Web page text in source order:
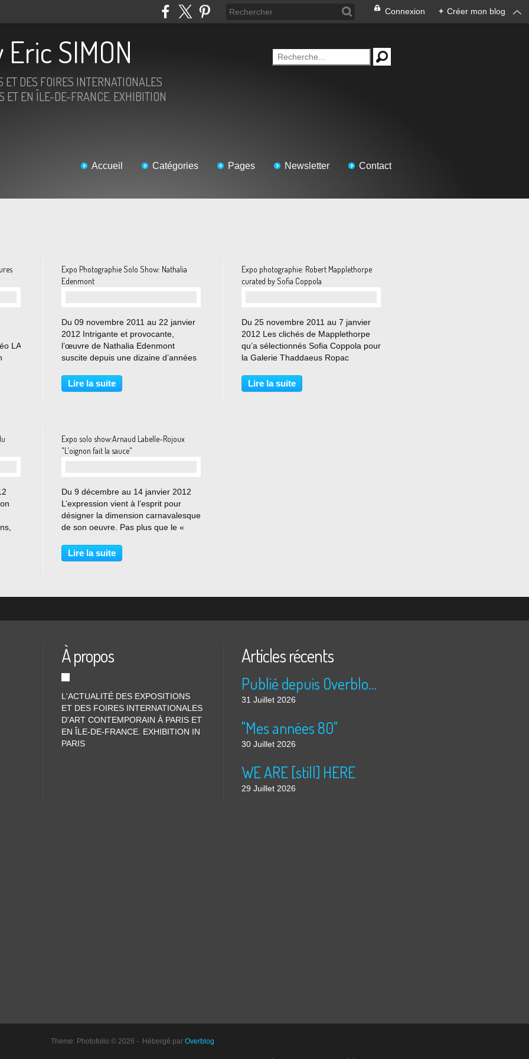
Connexion + Créer mon blog
Eric SIMON
ET DES FOIRES INTERNATIONALES
ET EN ÎLE-DE-FRANCE. EXHIBITION
Accueil Catégories Pages Newsletter Contact
LA
Expo Photographie Solo Show: Nathalia
Edenmont
Du 09 novembre 2011 au 22 janvier
2012 Intrigante et provocante,
l’œuvre de Nathalia Edenmont
suscite depuis une dizaine d’années
nombreuses controverses, en Suède
et à l’étranger. Si à première vue ses
Lire la suite
Expo photographie: Robert Mapplethorpe
curated by Sofia Coppola
Du 25 novembre 2011 au 7 janvier
2012 Les clichés de Mapplethorpe
qu’a sélectionnés Sofia Coppola pour
la Galerie Thaddaeus Ropac
connu de l’œuvre du photographe
que ce que les musées du monde
Lire la suite
Expo solo show:Arnaud Labelle-Rojoux
"L'oignon fait la sauce"
Du 9 décembre au 14 janvier 2012
L’expression vient à l’esprit pour
désigner la dimension carnavalesque
de son oeuvre. Pas plus que le «
Labelle-Rojoux à une simple satire,
le carnaval n’est entendu ici comme
Lire la suite
À propos
L'ACTUALITÉ DES EXPOSITIONS
ET DES FOIRES INTERNATIONALES
D'ART CONTEMPORAIN À PARIS ET
EN ÎLE-DE-FRANCE. EXHIBITION IN
PARIS
Articles récents
Publié depuis Overblog et Facebook
31 Juillet 2026
"Mes années 80"
30 Juillet 2026
WE ARE [still] HERE
29 Juillet 2026
Theme: Photofolio © 2026 - Hébergé par Overblog